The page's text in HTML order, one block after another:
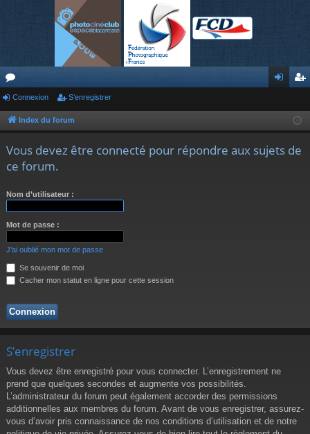
or
u nr
Connexion S’enregistrer
Index du forum
Vous devez être connecté pour répondre aux sujets de
ce forum.
Nom d’utilisateur :
Mot de passe :
J’ai oublié mon mot de passe
Se souvenir de moi
Cacher mon statut en ligne pour cette session
S’enregistrer
Vous devez être enregistré pour vous connecter. L’enregistrement ne
prend que quelques secondes et augmente vos possibilités.
L’administrateur du forum peut également accorder des permissions
additionnelles aux membres du forum. Avant de vous enregistrer, assurez-
vous d’avoir pris connaissance de nos conditions d’utilisation et de notre